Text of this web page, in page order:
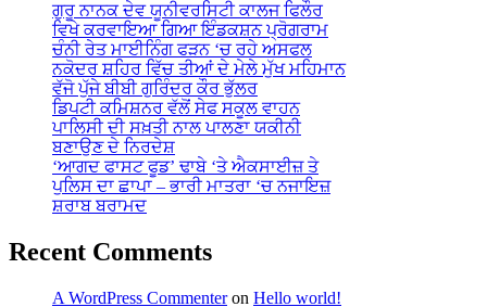
ਗੁਰੂ ਨਾਨਕ ਦੇਵ ਯੂਨੀਵਰਸਿਟੀ ਕਾਲਜ ਫਿਲੌਰ
ਵਿਖੇ ਕਰਵਾਇਆ ਗਿਆ ਇੰਡਕਸ਼ਨ ਪ੍ਰੋਗਰਾਮ
ਚੰਨੀ ਰੇਤ ਮਾਈਨਿੰਗ ਫੜਨ ‘ਚ ਰਹੇ ਅਸਫਲ
ਨਕੋਦਰ ਸ਼ਹਿਰ ਵਿੱਚ ਤੀਆਂ ਦੇ ਮੇਲੇ ਮੁੱਖ ਮਹਿਮਾਨ
ਵੱਜੋ ਪੁੱਜੇ ਬੀਬੀ ਗੁਰਿੰਦਰ ਕੌਰ ਭੁੱਲਰ
ਡਿਪਟੀ ਕਮਿਸ਼ਨਰ ਵੱਲੋਂ ਸੇਫ ਸਕੂਲ ਵਾਹਨ
ਪਾਲਿਸੀ ਦੀ ਸਖ਼ਤੀ ਨਾਲ ਪਾਲਣਾ ਯਕੀਨੀ
ਬਣਾਉਣ ਦੇ ਨਿਰਦੇਸ਼
‘ਆਗਦ ਫਾਸਟ ਫੂਡ’ ਢਾਬੇ ‘ਤੇ ਐਕਸਾਈਜ਼ ਤੇ
ਪੁਲਿਸ ਦਾ ਛਾਪਾ – ਭਾਰੀ ਮਾਤਰਾ ‘ਚ ਨਜਾਇਜ਼
ਸ਼ਰਾਬ ਬਰਾਮਦ
Recent Comments
A WordPress Commenteron Hello world!